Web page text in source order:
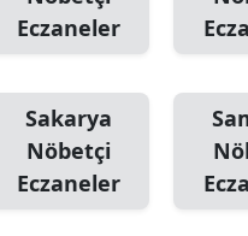
Eczaneler
Sakarya
Nöbetçi
Eczaneler